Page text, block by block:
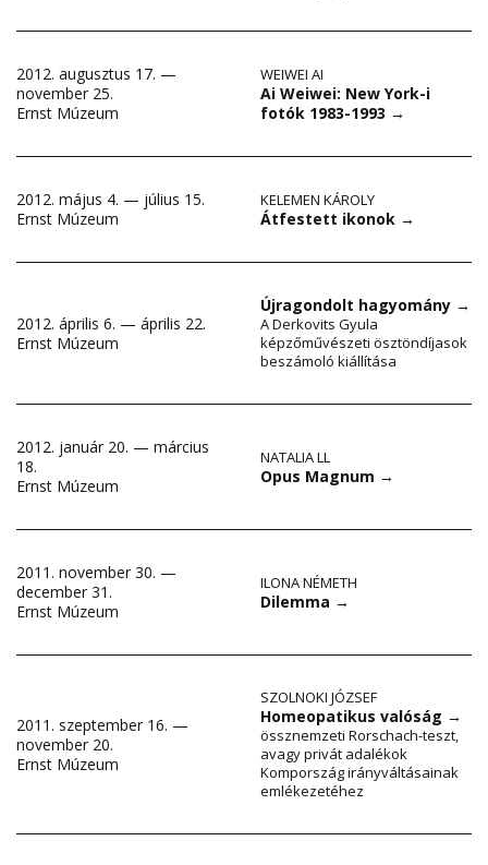
2012. augusztus 17. —
november 25.
Ernst Múzeum
WEIWEI AI
Ai Weiwei: New York-i
fotók 1983-1993 →
2012. május 4. — július 15.
Ernst Múzeum
KELEMEN KÁROLY
Átfestett ikonok →
2012. április 6. — április 22.
Ernst Múzeum
Újragondolt hagyomány →
A Derkovits Gyula
képzőművészeti ösztöndíjasok
beszámoló kiállítása
2012. január 20. — március
18.
Ernst Múzeum
NATALIA LL
Opus Magnum →
2011. november 30. —
december 31.
Ernst Múzeum
ILONA NÉMETH
Dilemma →
2011. szeptember 16. —
november 20.
Ernst Múzeum
SZOLNOKI JÓZSEF
Homeopatikus valóság →
össznemzeti Rorschach-teszt,
avagy privát adalékok
Kompország irányváltásainak
emlékezetéhez